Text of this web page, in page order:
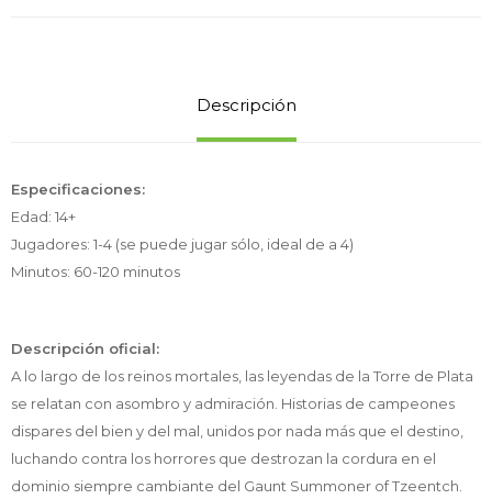
Descripción
Especificaciones:
Edad: 14+
Jugadores: 1-4 (se puede jugar sólo, ideal de a 4)
Minutos: 60-120 minutos
Descripción oficial:
A lo largo de los reinos mortales, las leyendas de la Torre de Plata
se relatan con asombro y admiración. Historias de campeones
dispares del bien y del mal, unidos por nada más que el destino,
luchando contra los horrores que destrozan la cordura en el
dominio siempre cambiante del Gaunt Summoner of Tzeentch.